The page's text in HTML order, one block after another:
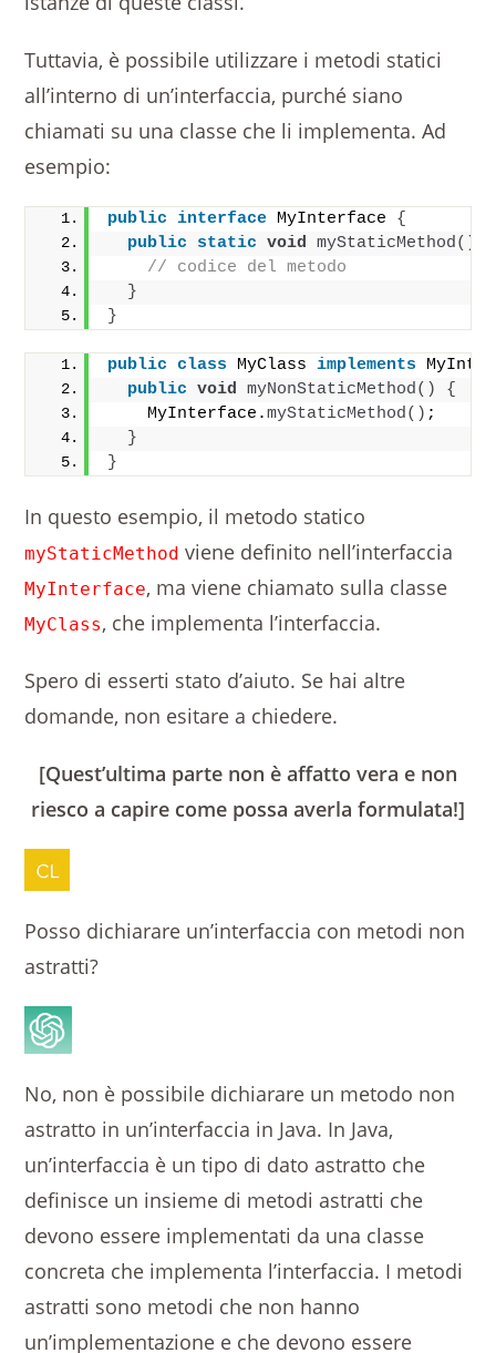
Tuttavia, è possibile utilizzare i metodi statici
all’interno di un’interfaccia, purché siano
chiamati su una classe che li implementa. Ad
esempio:
public interface MyInterface {
public
static void myStaticMethod()
// codice del metodo
}
}
public class MyClass implements
public
void myNonStaticMethod()
{
    MyInterface.
myStaticMethod() ;
}
}
In questo esempio, il metodo statico
myStaticMethod viene definito nell’interfaccia
MyInterface, ma viene chiamato sulla classe
MyClass, che implementa l’interfaccia.
Spero di esserti stato d’aiuto. Se hai altre
domande, non esitare a chiedere.
[Quest’ultima parte non è affatto vera e non
riesco a capire come possa averla formulata!]
Posso dichiarare un’interfaccia con metodi non
astratti?
No, non è possibile dichiarare un metodo non
astratto in un’interfaccia in Java. In Java,
un’interfaccia è un tipo di dato astratto che
definisce un insieme di metodi astratti che
devono essere implementati da una classe
concreta che implementa l’interfaccia. I metodi
astratti sono metodi che non hanno
un’implementazione e che devono essere